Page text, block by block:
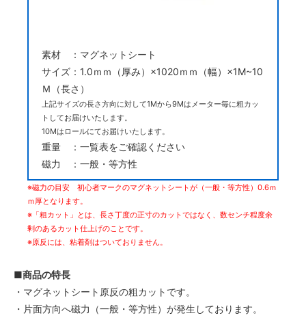
素材 ：マグネットシート
サイズ：1.0ｍｍ（厚み）×1020ｍｍ（幅）×1M~10
Ｍ（長さ）
上記サイズの長さ方向に対して1Mから9Mはメーター毎に粗カッ
トしてお届けいたします。
10Mはロールにてお届けいたします。
重量 ：一覧表をご確認ください
磁力 ：一般・等方性
※磁力の目安 初心者マークのマグネットシートが（一般・等方性）0.6ｍ
ｍ厚となります。
※「粗カット」とは、長さ丁度の正寸のカットではなく、数センチ程度余
剰のあるカット仕上げのことです。
※原反には、粘着剤はついておりません。
■商品の特長
・マグネットシート原反の粗カットです。
・片面方向へ磁力（一般・等方性）が発生しております。